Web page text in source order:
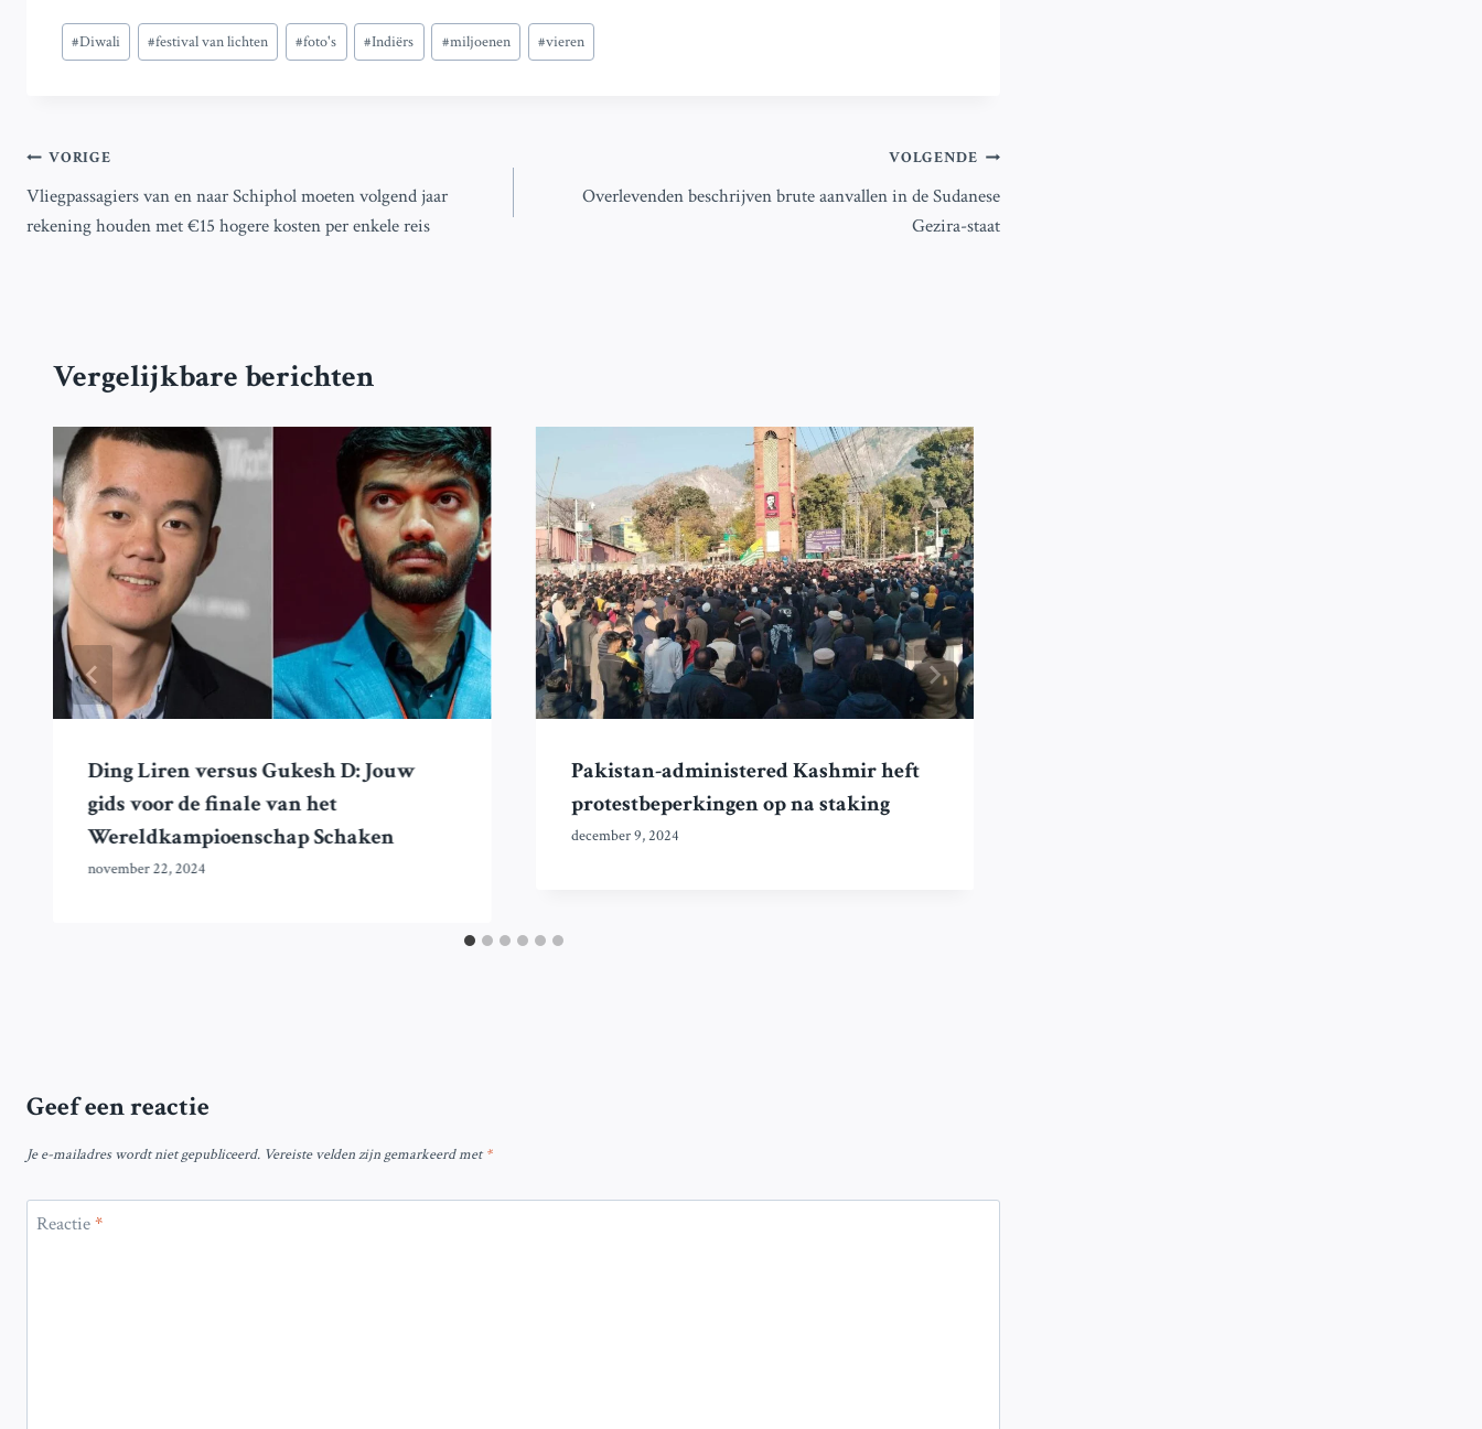
Bericht
tags:
#Diwali #festival van lichten #foto's #Indiërs #miljoenen #vieren
Bericht
navigatie
VORIGE
Vliegpassagiers van en naar Schiphol moeten volgend jaar
rekening houden met €15 hogere kosten per enkele reis
VOLGENDE
Overlevenden beschrijven brute aanvallen in de Sudanese
Gezira-staat
Vergelijkbare berichten
Ding Liren versus Gukesh D: Jouw
gids voor de finale van het
Wereldkampioenschap Schaken
november 22, 2024
Pakistan-administered Kashmir heft
protestbeperkingen op na staking
december 9, 2024
Geef een reactie
Je e-mailadres wordt niet gepubliceerd. Vereiste velden zijn gemarkeerd met*
Reactie*